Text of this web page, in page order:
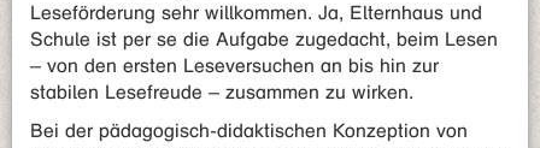
Leseförderung sehr willkommen. Ja, Elternhaus und
Schule ist per se die Aufgabe zugedacht, beim Lesen
– von den ersten Leseversuchen an bis hin zur
stabilen Lesefreude – zusammen zu wirken.
Bei der pädagogisch-didaktischen Konzeption von